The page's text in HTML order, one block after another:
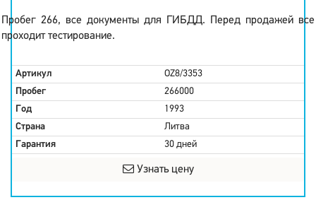
Пробег 266, все документы для ГИБДД. Перед продажей все
проходит тестирование.
Артикул
OZ8/3353
Пробег
266000
Год
1993
Страна
Литва
Гарантия
30 дней
Узнать цену